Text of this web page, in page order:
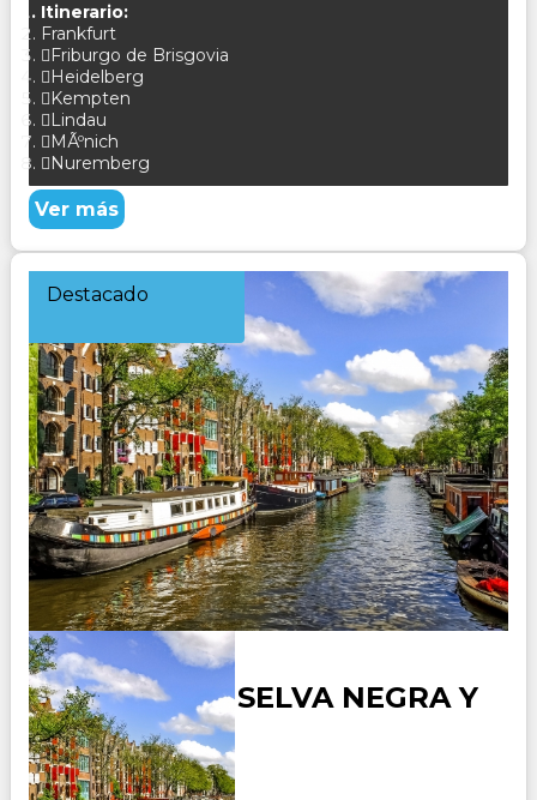
Itinerario:
Frankfurt
Friburgo de Brisgovia
Heidelberg
Kempten
Lindau
MÃºnich
Nuremberg
Ver más
Destacado
ALEMANIA - SELVA NEGRA Y
SUIZA